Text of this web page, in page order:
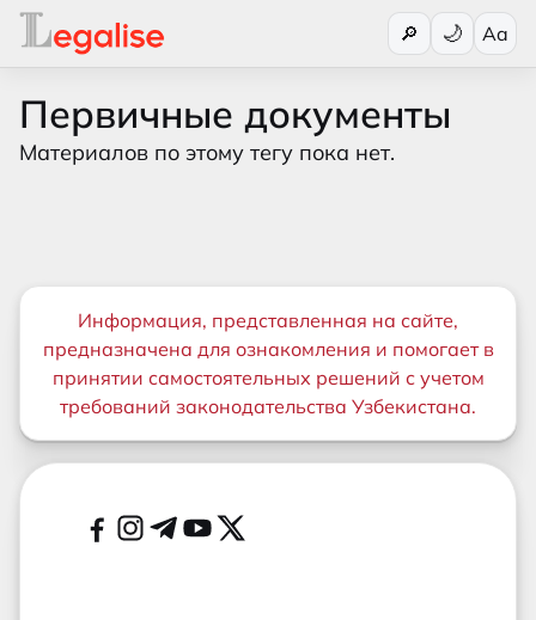
🔎 Aa
Первичные документы
Материалов по этому тегу пока нет.
Важная информация
Информация, представленная на сайте,
предназначена для ознакомления и помогает в
принятии самостоятельных решений с учетом
требований законодательства Узбекистана.
Дополнительные ссылки
Социальные сети